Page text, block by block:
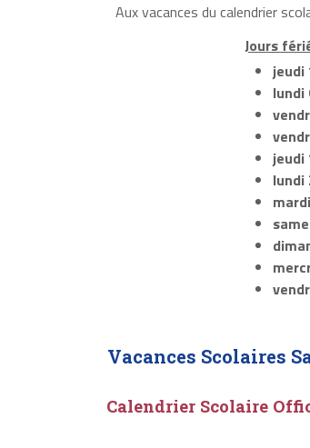
Aux vacances du calendrier
Jours
jeudi
lundi
jeudi
lundi
Vacances Scolaires
Calendrier Scolaire